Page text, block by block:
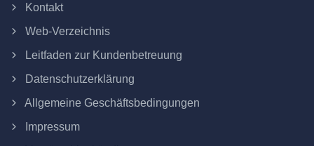
Kontakt
Web-Verzeichnis
Leitfaden zur Kundenbetreuung
Datenschutzerklärung
Allgemeine Geschäftsbedingungen
Impressum